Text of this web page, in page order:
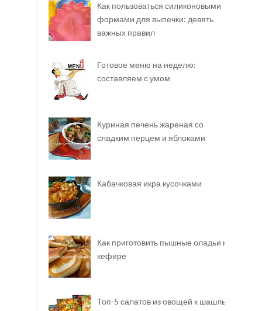
Как пользоваться силиконовыми
формами для выпечки: девять
важных правил
Готовое меню на неделю:
составляем с умом
Куриная печень жареная со
сладким перцем и яблоками
Кабачковая икра кусочками
Как приготовить пышные оладьи на
кефире
Топ-5 салатов из овощей к шашлыку